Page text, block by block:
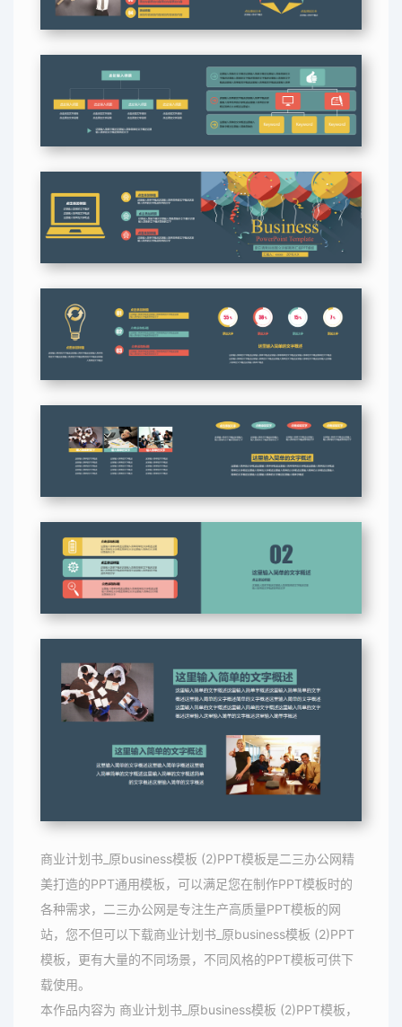
商业计划书_原business模板 (2)PPT模板是二三办公网精
美打造的PPT通用模板，可以满足您在制作PPT模板时的
各种需求，二三办公网是专注生产高质量PPT模板的网
站，您不但可以下载商业计划书_原business模板 (2)PPT
模板，更有大量的不同场景，不同风格的PPT模板可供下
载使用。
本作品内容为 商业计划书_原business模板 (2)PPT模板，